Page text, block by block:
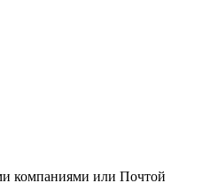
компаниями или Почтой